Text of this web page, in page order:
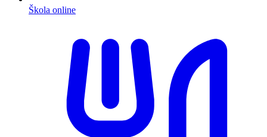
Škola online